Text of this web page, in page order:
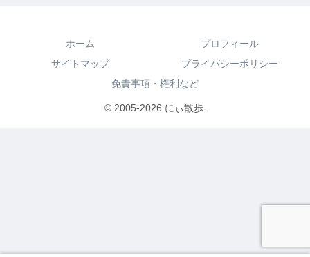
ホーム
プロフィール
サイトマップ
プライバシーポリシー
免責事項・権利など
© 2005-2026 にぃ散歩.